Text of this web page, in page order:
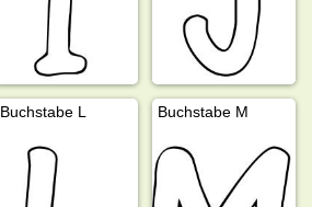
Buchstabe L Buchstabe M